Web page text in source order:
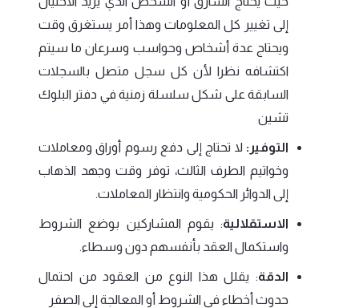
إلى تغيير كل المعلومات وهذا أمر يستغرق وقت
ويحتاج عدة أشخاص وحواسب وسرعان ما سيتم
اكتشافه نظرا لأن كل سجل متصل بالسجلات
السابقة على شكل سلسلة زمنية في دفتر البلوك
تشين
التوفير: لا تحتاج إلى دفع رسوم أوراق ومعاملات
وخواتيم الطرف الثالث، توفر وقت وجهد الذهاب
إلى الدوائر الحكومية وانتظار المعاملات.
الاستقلالية: يقوم المشاركين بوضع الشروط
واستكمال العقد بأنفسهم دون وسطاء.
الدقة: يقلل هذا النوع من العقود من احتمال
حدوث أخطاء في الشروط أو المعالجة إلى الصفر